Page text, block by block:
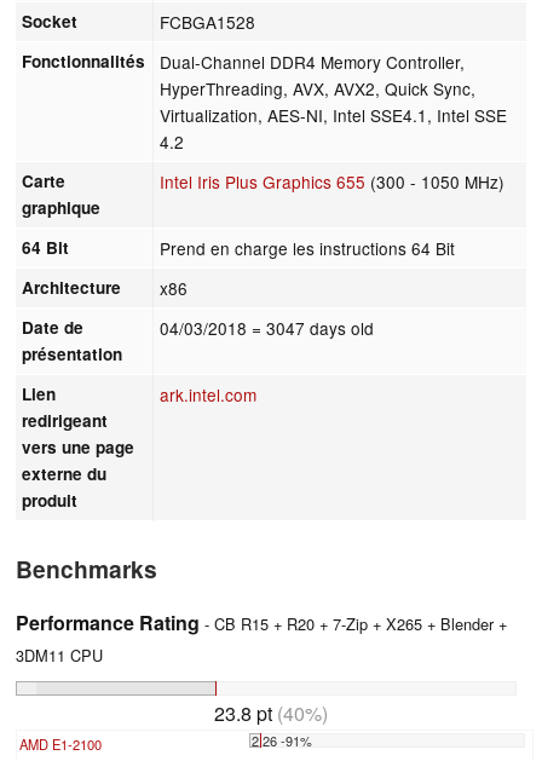
Socket FCBGA1528
Fonctionnalités
Dual-Channel DDR4 Memory Controller,
HyperThreading, AVX, AVX2, Quick Sync,
Virtualization, AES-NI, Intel SSE4.1, Intel SSE
4.2
Carte
graphique
Intel Iris Plus Graphics 655 (300 - 1050 MHz)
64 Bit Prend en charge les instructions 64 Bit
Architecture x86
Date de
présentation
04/03/2018 = 3047 days old
Lien
redirigeant
vers une page
externe du
produit
ark.intel.com
Benchmarks
Performance Rating - CB R15 + R20 + 7-Zip + X265 + Blender +
3DM11 CPU
23.8 pt (40%)
AMD E1-2100 2.26 -91%